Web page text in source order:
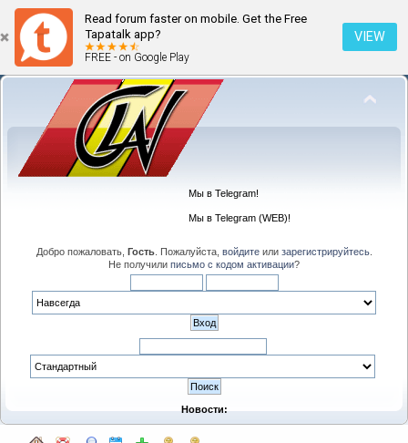
Read forum faster on mobile. Get the Free
Tapatalk app?
FREE - on Google Play
VIEW
Мы в Telegram!
Мы в Telegram (WEB)!
Добро пожаловать, Гость. Пожалуйста, войдитеили зарегистрируйтесь.
Не получили письмо с кодом активации?
Новости: